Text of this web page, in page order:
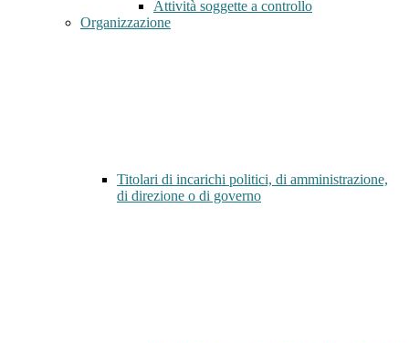
Attività soggette a controllo
Organizzazione
Titolari di incarichi politici, di amministrazione,
di direzione o di governo